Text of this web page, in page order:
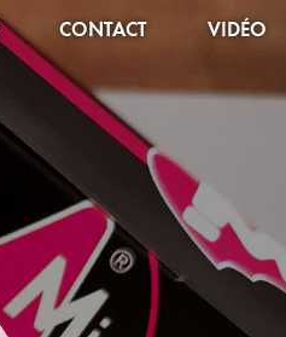
CONTACT VIDÉO